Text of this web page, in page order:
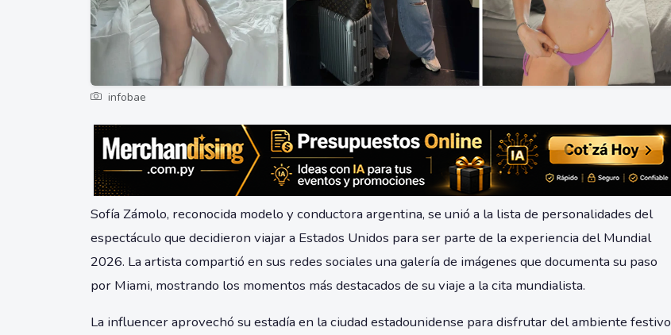
infobae
Sofía Zámolo, reconocida modelo y conductora argentina, se unió a la lista de personalidades del
espectáculo que decidieron viajar a Estados Unidos para ser parte de la experiencia del Mundial
2026. La artista compartió en sus redes sociales una galería de imágenes que documenta su paso
por Miami, mostrando los momentos más destacados de su viaje a la cita mundialista.
La influencer aprovechó su estadía en la ciudad estadounidense para disfrutar del ambiente festivo